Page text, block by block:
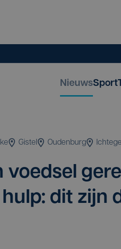
NieuwsSport
Gistel Oudenburg
voed­sel
dit zijn